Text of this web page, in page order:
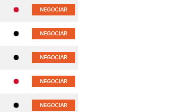
NEGOCIAR
NEGOCIAR
NEGOCIAR
NEGOCIAR
NEGOCIAR